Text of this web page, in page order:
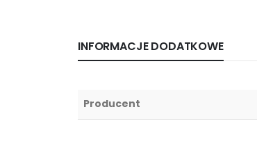
INFORMACJE DODATKOWE
Producent